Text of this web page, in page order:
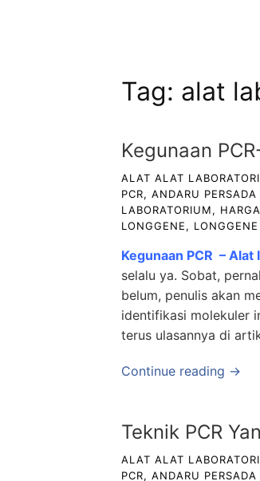
Tag: alat
Kegunaan
ALAT ALAT
PCR, ANDARU
LABORATORIUM,
LONGGENE, LONGGENE
Kegunaan PCR –
selalu ya. Sobat,
belum, penulis akan
identifikasi molekuler
terus ulasannya di
Continue reading →
Teknik PCR
ALAT ALAT
PCR, ANDARU